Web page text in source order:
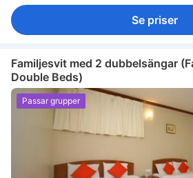
Se priser
Familjesvit med 2 dubbelsängar
Double Beds)
Passar grupper